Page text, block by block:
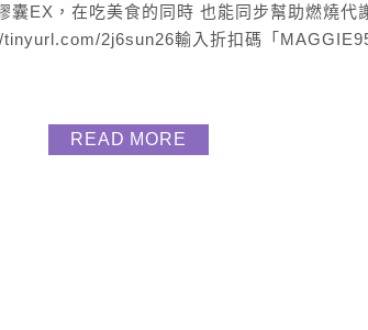
EX，在吃美食的同時 也能同步幫助燃燒代
2j6sun26輸入折扣碼「
READ MORE